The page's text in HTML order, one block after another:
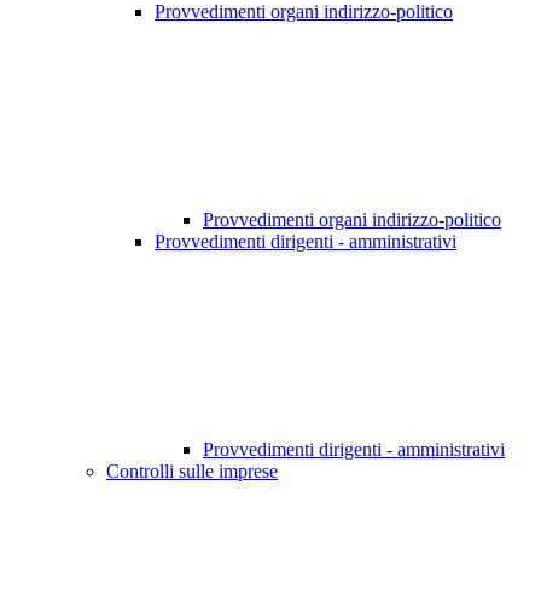
Provvedimenti organi indirizzo-politico
Provvedimenti organi indirizzo-politico
Provvedimenti dirigenti - amministrativi
Provvedimenti dirigenti - amministrativi
Controlli sulle imprese